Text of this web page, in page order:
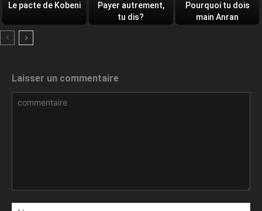
Le pacte de Kobeni
Payer autrement,
tu dis?
Pourquoi tu dois
main Anran
Laisser un commentaire